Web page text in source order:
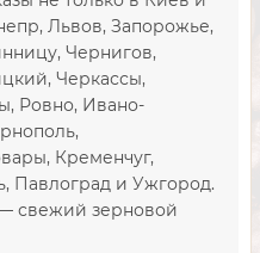
Львов, Запорожье,
Чернигов,
Черкассы,
Ровно, Ивано-
Кременчуг,
Павлоград и Ужгород.
свежий зерновой